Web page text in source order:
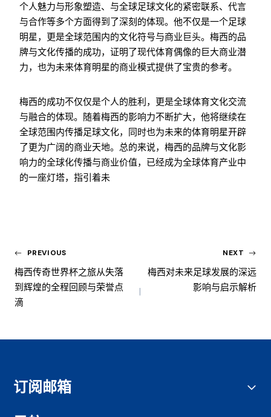
个人魅力与形象塑造、与全球足球文化的紧密联系、代言
与合作等多个方面得到了深刻的体现。他不仅是一个足球
明星，更是全球范围内的文化符号与商业巨头。梅西的品
牌与文化传播的成功，证明了现代体育偶像的巨大商业潜
力，也为未来体育明星的商业模式提供了宝贵的参考。
梅西的成功不仅仅是个人的胜利，更是全球体育文化交流
与融合的体现。随着梅西的影响力不断扩大，他将继续在
全球范围内传播足球文化，同时也为未来的体育明星开辟
了更为广阔的商业天地。总的来说，梅西的品牌与文化影
响力的全球化传播与商业价值，已经成为全球体育产业中
的一座灯塔，指引着未
PREVIOUS
梅西传奇世界杯之旅从失落
到辉煌的全程回顾与荣誉点
滴
NEXT
梅西对未来足球发展的深远
影响与启示解析
订阅邮箱